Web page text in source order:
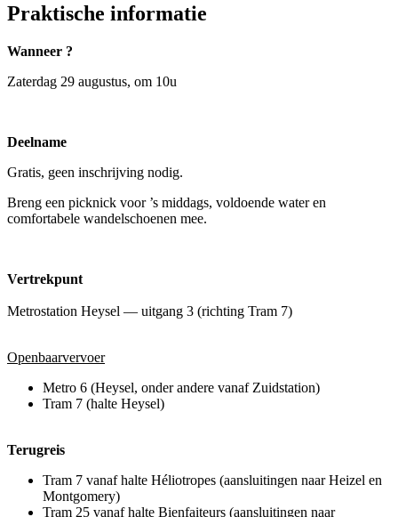
Praktische informatie
Wanneer ?
Zaterdag 29 augustus, om 10u
Deelname
Gratis, geen inschrijving nodig.
Breng een picknick voor ’s middags, voldoende water en
comfortabele wandelschoenen mee.
Vertrekpunt
Metrostation Heysel — uitgang 3 (richting Tram 7)
Openbaarvervoer
Metro 6 (Heysel, onder andere vanaf Zuidstation)
Tram 7 (halte Heysel)
Terugreis
Tram 7 vanaf halte Héliotropes (aansluitingen naar Heizel en
Montgomery)
Tram 25 vanaf halte Bienfaiteurs (aansluitingen naar